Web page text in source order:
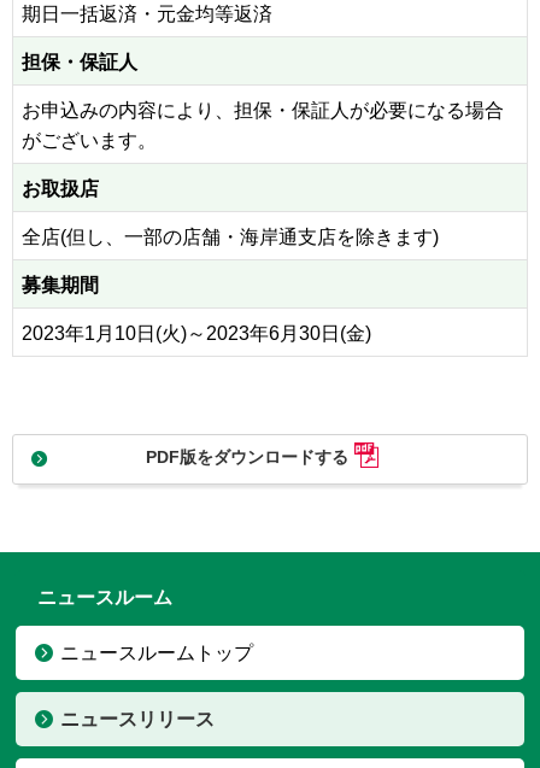
期日一括返済・元金均等返済
担保・保証人
お申込みの内容により、担保・保証人が必要になる場合
がございます。
お取扱店
全店(但し、一部の店舗・海岸通支店を除きます)
募集期間
2023年1月10日(火)～2023年6月30日(金)
PDF版をダウンロードする
ニュースルーム
ニュースルームトップ
ニュースリリース